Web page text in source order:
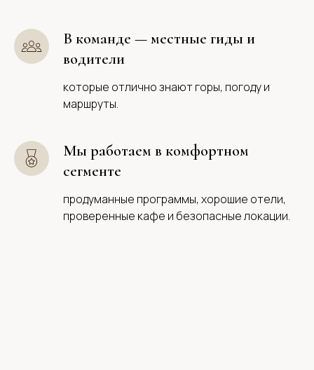
В команде — местные гиды и
водители
которые отлично знают горы, погоду и
маршруты.
Мы работаем в комфортном
сегменте
продуманные программы, хорошие отели,
проверенные кафе и безопасные локации.